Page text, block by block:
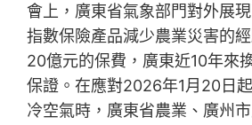
會上，廣東省氣象部門對外展
指數保險產品減少農業災害的
20億元的保費，廣東近10年來
保證。在應對2026年1月20日
冷空氣時，廣東省農業、廣州